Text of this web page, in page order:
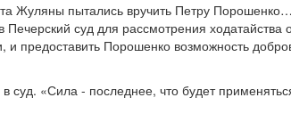
Жуляны пытались вручить Петру
суд для рассмотрения
предоставить Порошенко возможность
«Сила - последнее, что будет